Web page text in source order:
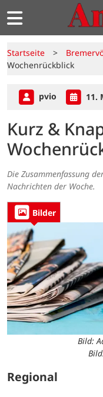
Startseite >
Wochenrückblick
pvio 11.
Kurz &
Die Zusammenfassung
Nachrichten der Woche.
Bilder
Bild:
Regional